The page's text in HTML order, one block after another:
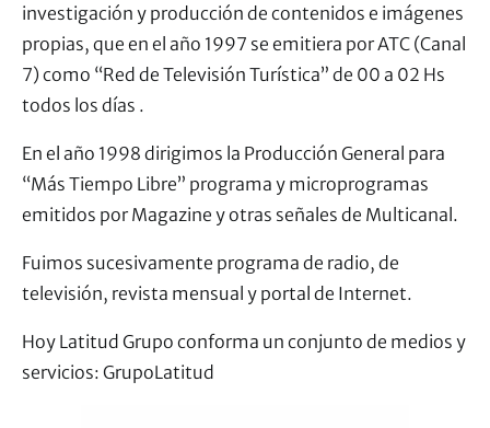
investigación y producción de contenidos e imágenes
propias, que en el año 1997 se emitiera por ATC (Canal
7) como “Red de Televisión Turística” de 00 a 02 Hs
todos los días .
En el año 1998 dirigimos la Producción General para
“Más Tiempo Libre” programa y microprogramas
emitidos por Magazine y otras señales de Multicanal.
Fuimos sucesivamente programa de radio, de
televisión, revista mensual y portal de Internet.
Hoy Latitud Grupo conforma un conjunto de medios y
servicios: GrupoLatitud